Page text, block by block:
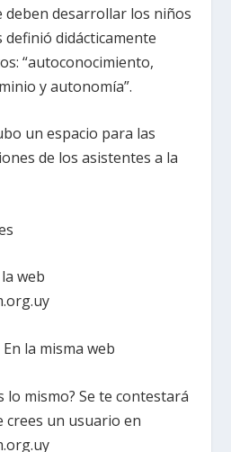
desarrollar los niños
definió didácticamente
“autoconocimiento,
y autonomía”.
un espacio para las
de los asistentes a la
web
la misma web
lo mismo? Se te contestará
crees un usuario en